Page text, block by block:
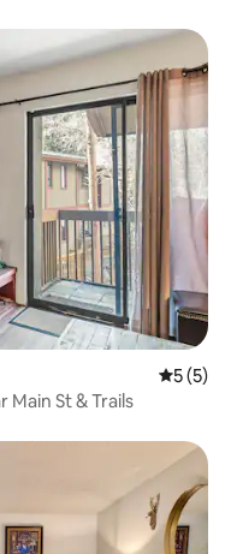
5 (5)
St & Trails